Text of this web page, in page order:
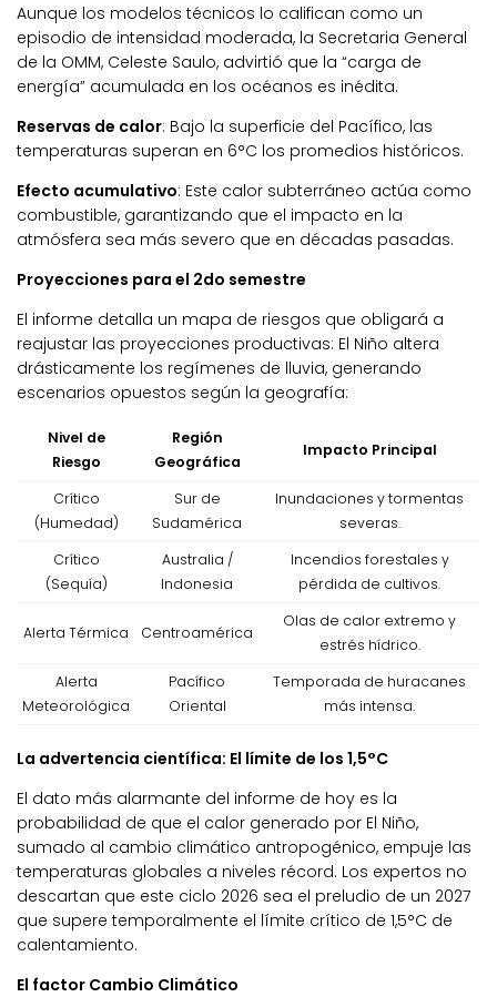
Aunque los modelos técnicos lo califican como un
episodio de intensidad moderada, la Secretaria General
de la OMM, Celeste Saulo, advirtió que la “carga de
energía” acumulada en los océanos es inédita.
Reservas de calor: Bajo la superficie del Pacífico, las
temperaturas superan en 6°C los promedios históricos.
Efecto acumulativo: Este calor subterráneo actúa como
combustible, garantizando que el impacto en la
atmósfera sea más severo que en décadas pasadas.
Proyecciones para el 2do semestre
El informe detalla un mapa de riesgos que obligará a
reajustar las proyecciones productivas: El Niño altera
drásticamente los regímenes de lluvia, generando
escenarios opuestos según la geografía:
Nivel de
Riesgo
Región
Geográfica
Impacto Principal
Crítico
(Humedad)
Sur de
Sudamérica
Inundaciones y tormentas
severas.
Crítico
(Sequía)
Australia /
Indonesia
Incendios forestales y
pérdida de cultivos.
Alerta Térmica Centroamérica
Olas de calor extremo y
estrés hídrico.
Alerta
Meteorológica
Pacífico
Oriental
Temporada de huracanes
más intensa.
La advertencia científica: El límite de los 1,5°C
El dato más alarmante del informe de hoy es la
probabilidad de que el calor generado por El Niño,
sumado al cambio climático antropogénico, empuje las
temperaturas globales a niveles récord. Los expertos no
descartan que este ciclo 2026 sea el preludio de un 2027
que supere temporalmente el límite crítico de 1,5°C de
calentamiento.
El factor Cambio Climático